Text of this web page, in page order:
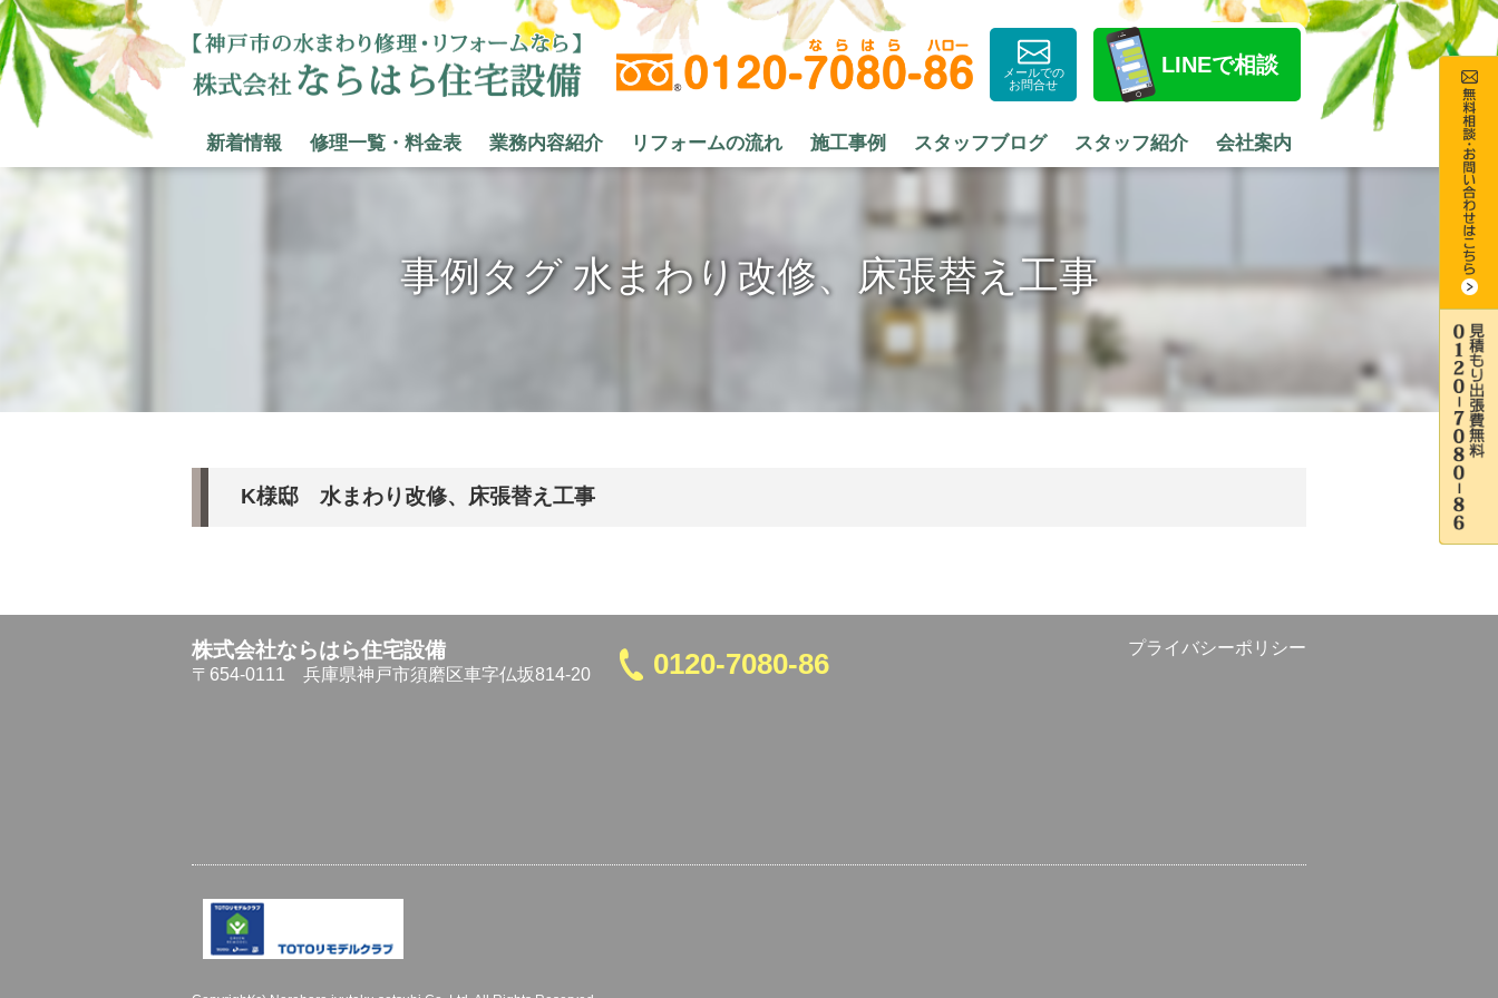
メールでの
お問合せ
LINEで相談
新着情報 修理一覧・料金表 業務内容紹介 リフォームの流れ 施工事例 スタッフブログ スタッフ紹介 会社案内
事例タグ 水まわり改修、床張替え工事
K様邸 水まわり改修、床張替え工事
株式会社ならはら住宅設備
〒654-0111 兵庫県神戸市須磨区車字仏坂814-20 0120-7080-86 プライバシーポリシー